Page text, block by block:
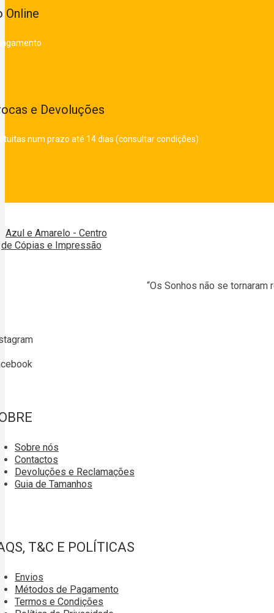
Online
e Devoluções
num prazo até 14 dias (consultar condições)
“Os Sonhos não se
Sobre nós
Contactos
Devoluções e Reclamações
Guia de Tamanhos
T&C E POLÍTICAS
Envios
Métodos de Pagamento
Termos e Condições